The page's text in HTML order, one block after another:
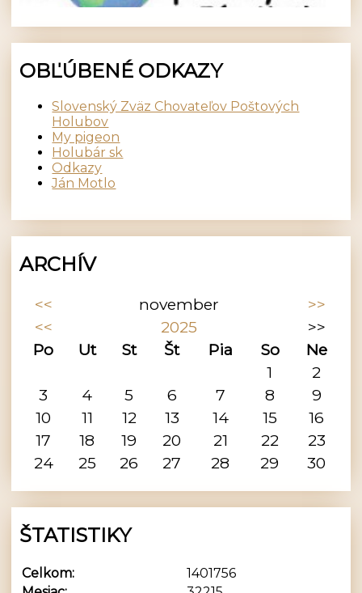
OBĽÚBENÉ ODKAZY
Slovenský Zväz Chovateľov Poštových
Holubov
My pigeon
Holubár sk
Odkazy
Ján Motlo
ARCHÍV
<< november
>>
<<
2025
>>
Po
Ut St Št Pia So
Ne
1
2
3
4 5 6 7 8
9
10
11 12 13 14 15
16
17
18 19 20 21 22
23
24
25 26 27 28 29 30
ŠTATISTIKY
Celkom:
1401756